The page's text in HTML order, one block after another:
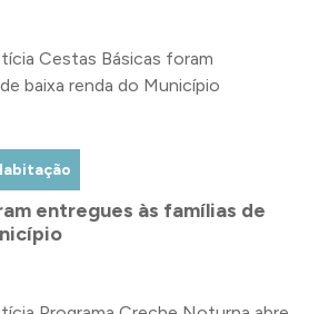
entregues às famílias de